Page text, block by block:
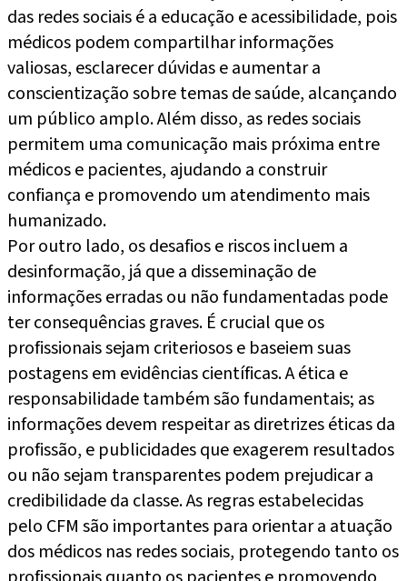
das redes sociais é a educação e acessibilidade, pois
médicos podem compartilhar informações
valiosas, esclarecer dúvidas e aumentar a
conscientização sobre temas de saúde, alcançando
um público amplo. Além disso, as redes sociais
permitem uma comunicação mais próxima entre
médicos e pacientes, ajudando a construir
confiança e promovendo um atendimento mais
humanizado.
Por outro lado, os desafios e riscos incluem a
desinformação, já que a disseminação de
informações erradas ou não fundamentadas pode
ter consequências graves. É crucial que os
profissionais sejam criteriosos e baseiem suas
postagens em evidências científicas. A ética e
responsabilidade também são fundamentais; as
informações devem respeitar as diretrizes éticas da
profissão, e publicidades que exagerem resultados
ou não sejam transparentes podem prejudicar a
credibilidade da classe. As regras estabelecidas
pelo CFM são importantes para orientar a atuação
dos médicos nas redes sociais, protegendo tanto os